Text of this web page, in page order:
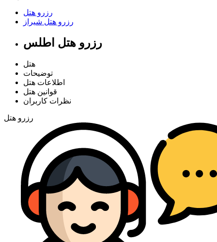
رزرو هتل
رزرو هتل شیراز
رزرو هتل اطلس
هتل
توضیحات
اطلاعات هتل
قوانین هتل
نظرات کاربران
رزرو هتل